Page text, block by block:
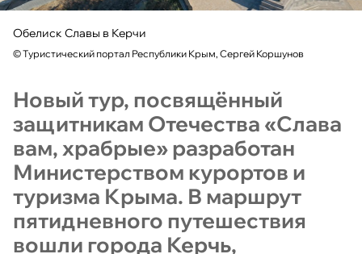
Обелиск Славы в Керчи
©Туристический портал Республики Крым, Сергей Коршунов
Новый тур, посвящённый
защитникам Отечества «Слава
вам, храбрые» разработан
Министерством курортов и
туризма Крыма. В маршрут
пятидневного путешествия
вошли города Керчь,